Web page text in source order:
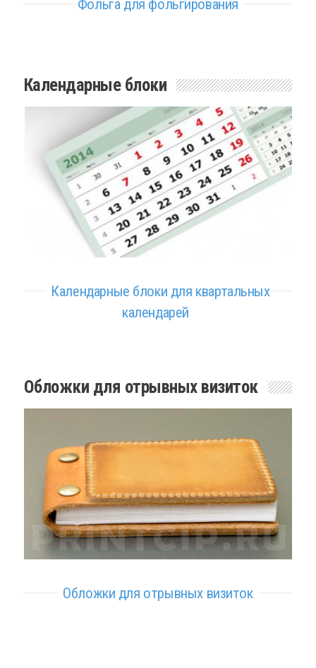
Фольга для фольгирования
Календарные блоки
Календарные блоки для квартальных
календарей
Обложки для отрывных визиток
Обложки для отрывных визиток